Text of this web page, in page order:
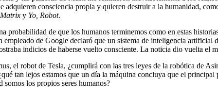
adquieren consciencia propia y quieren destruir a la humanidad,
Matrix y Yo, Robot.
probabilidad de que los humanos terminemos como en estas
empleado de Google declaró que un sistema de inteligencia artificial
indicios de haberse vuelto consciente. La noticia dio vuelta el
el robot de Tesla, ¿cumplirá con las tres leyes de la robótica de
tan lejos estamos que un día la máquina concluya que el principal
somos los propios seres humanos?